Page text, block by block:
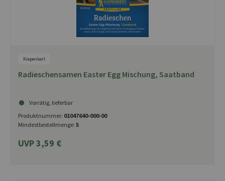
Kiepenkerl
Radieschensamen Easter Egg Mischung, Saatband
Vorrätig, lieferbar
Produktnummer: 01047640-000-00
Mindestbestellmenge: 5
UVP 3,59 €